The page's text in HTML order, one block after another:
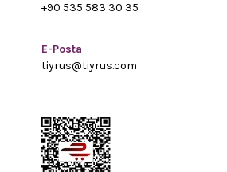
+90 535 583 30 35
E-Posta
tiyrus@tiyrus.com